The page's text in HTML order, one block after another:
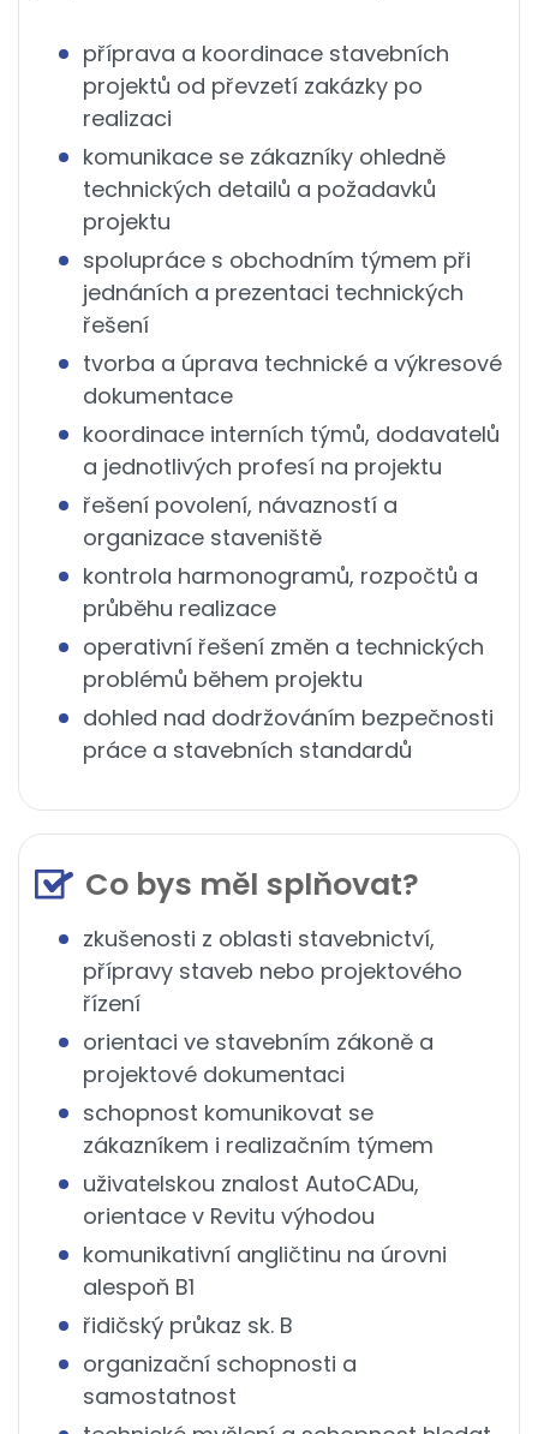
příprava a koordinace stavebních
projektů od převzetí zakázky po
realizaci
komunikace se zákazníky ohledně
technických detailů a požadavků
projektu
spolupráce s obchodním týmem při
jednáních a prezentaci technických
řešení
tvorba a úprava technické a výkresové
dokumentace
koordinace interních týmů, dodavatelů
a jednotlivých profesí na projektu
řešení povolení, návazností a
organizace staveniště
kontrola harmonogramů, rozpočtů a
průběhu realizace
operativní řešení změn a technických
problémů během projektu
dohled nad dodržováním bezpečnosti
práce a stavebních standardů
Co bys měl splňovat?
zkušenosti z oblasti stavebnictví,
přípravy staveb nebo projektového
řízení
orientaci ve stavebním zákoně a
projektové dokumentaci
schopnost komunikovat se
zákazníkem i realizačním týmem
uživatelskou znalost AutoCADu,
orientace v Revitu výhodou
komunikativní angličtinu na úrovni
alespoň B1
řidičský průkaz sk. B
organizační schopnosti a
samostatnost